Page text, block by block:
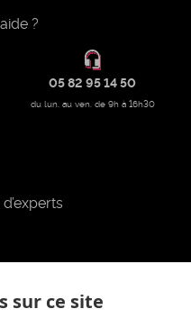
?
05 82 95 14 50
du lun. au ven. de 9h à 16h30
sur ce site